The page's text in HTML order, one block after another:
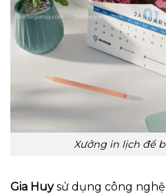
Xưởng in lịch để
Gia Huysử dụng công nghệ